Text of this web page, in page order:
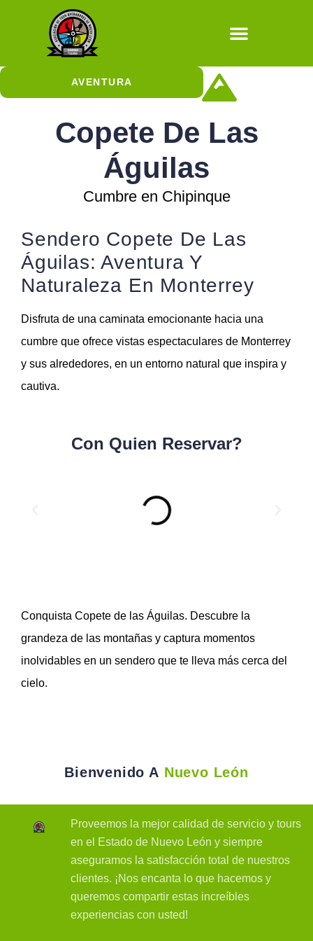
AVENTURA
Copete De Las
Águilas
Cumbre en Chipinque
Sendero Copete De Las
Águilas: Aventura Y
Naturaleza En Monterrey
Disfruta de una caminata emocionante hacia una
cumbre que ofrece vistas espectaculares de Monterrey
y sus alrededores, en un entorno natural que inspira y
cautiva.
Con Quien Reservar?
Conquista Copete de las Águilas. Descubre la
grandeza de las montañas y captura momentos
inolvidables en un sendero que te lleva más cerca del
cielo.
Bienvenido A Nuevo León
Proveemos la mejor calidad de servicio y tours
en el Estado de Nuevo León y siempre
aseguramos la satisfacción total de nuestros
clientes. ¡Nos encanta lo que hacemos y
queremos compartir estas increíbles
experiencias con usted!